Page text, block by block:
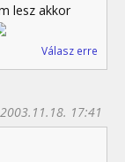
lesz akkor
Válasz erre
2003.11.18. 17:41